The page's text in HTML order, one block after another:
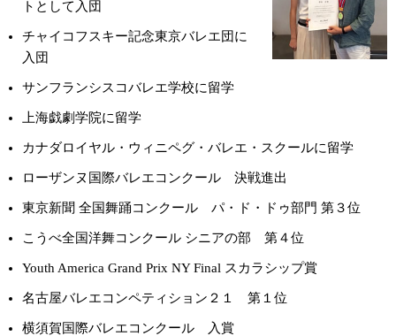
トとして入団
チャイコフスキー記念東京バレエ団に
入団
サンフランシスコバレエ学校に留学
上海戯劇学院に留学
カナダロイヤル・ウィニペグ・バレエ・スクールに留学
ローザンヌ国際バレエコンクール 決戦進出
東京新聞 全国舞踊コンクール パ・ド・ドゥ部門 第３位
こうべ全国洋舞コンクール シニアの部 第４位
Youth America Grand Prix NY Final スカラシップ賞
名古屋バレエコンペティション２１ 第１位
横須賀国際バレエコンクール 入賞